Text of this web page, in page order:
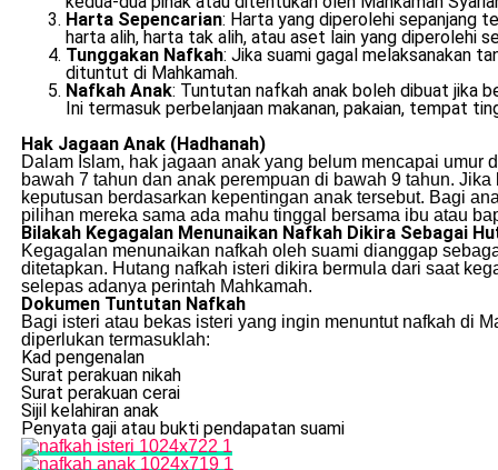
Harta Sepencarian: Harta yang diperolehi sepanjang
harta alih, harta tak alih, atau aset lain yang diperolehi
Tunggakan Nafkah: Jika suami gagal melaksanakan
dituntut di Mahkamah.
Nafkah Anak: Tuntutan nafkah anak boleh dibuat jika
Ini termasuk perbelanjaan makanan, pakaian, tempat
Hak Jagaan Anak (Hadhanah)
Dalam Islam, hak jagaan anak yang belum mencapai
bawah 7 tahun dan anak perempuan di bawah 9 tahun.
keputusan berdasarkan kepentingan anak tersebut. Bagi
pilihan mereka sama ada mahu tinggal bersama ibu atau
Bilakah Kegagalan Menunaikan Nafkah Dikira Sebagai
Kegagalan menunaikan nafkah oleh suami dianggap
ditetapkan. Hutang nafkah isteri dikira bermula dari saat
selepas adanya perintah Mahkamah.
Dokumen Tuntutan Nafkah
Bagi isteri atau bekas isteri yang ingin menuntut nafkah di
diperlukan termasuklah:
Kad pengenalan
Surat perakuan nikah
Surat perakuan cerai
Sijil kelahiran anak
Penyata gaji atau bukti pendapatan suami